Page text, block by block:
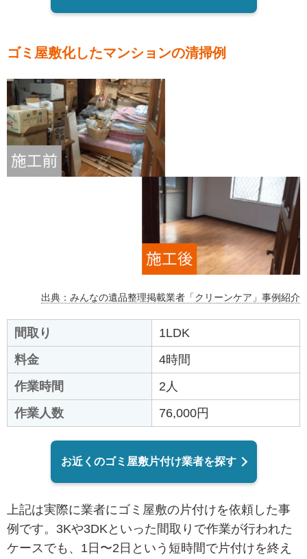
ゴミ屋敷化したマンションの清掃例
出典：みんなの遺品整理掲載業者「クリーンケア」事例紹介
間取り
1LDK
料金
4時間
作業時間
2人
作業人数
76,000円
お近くのゴミ屋敷片付け業者を探す
上記は実際に業者にゴミ屋敷の片付けを依頼した事
例です。3Kや3DKといった間取りで作業が行われた
ケースでも、1日〜2日という短時間で片付けを終え